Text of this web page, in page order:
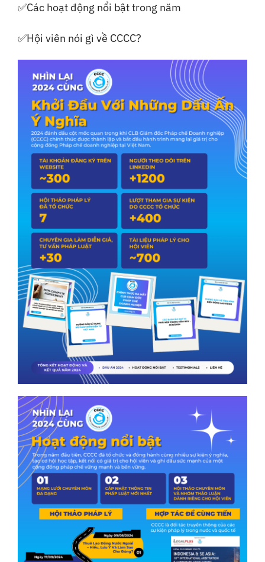
✅Các hoạt động nổi bật trong năm
✅Hội viên nói gì về CCCC?